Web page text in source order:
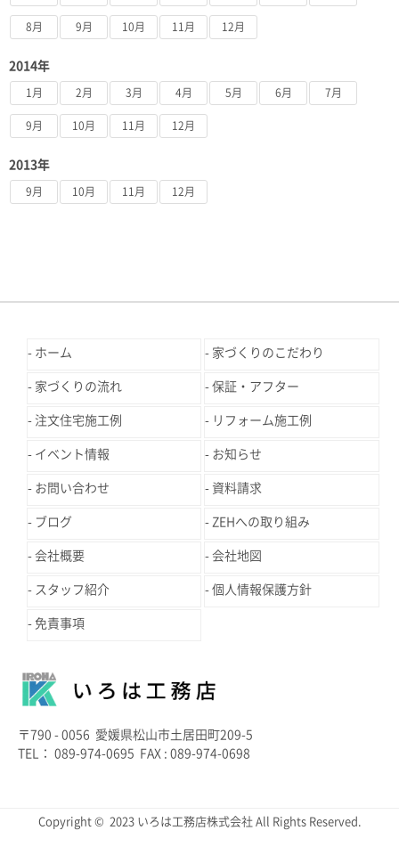
8月 9月 10月 11月 12月
2014年
1月 2月 3月 4月 5月 6月 7月
9月 10月 11月 12月
2013年
9月 10月 11月 12月
ホーム 家づくりのこだわり
家づくりの流れ 保証・アフター
注文住宅施工例 リフォーム施工例
イベント情報 お知らせ
お問い合わせ 資料請求
ブログ ZEHへの取り組み
会社概要 会社地図
スタッフ紹介 個人情報保護方針
免責事項
〒790 - 0056 愛媛県松山市土居田町209-5
TEL： 089-974-0695 FAX : 089-974-0698
Copyright © 2023 いろは工務店株式会社 All Rights Reserved.